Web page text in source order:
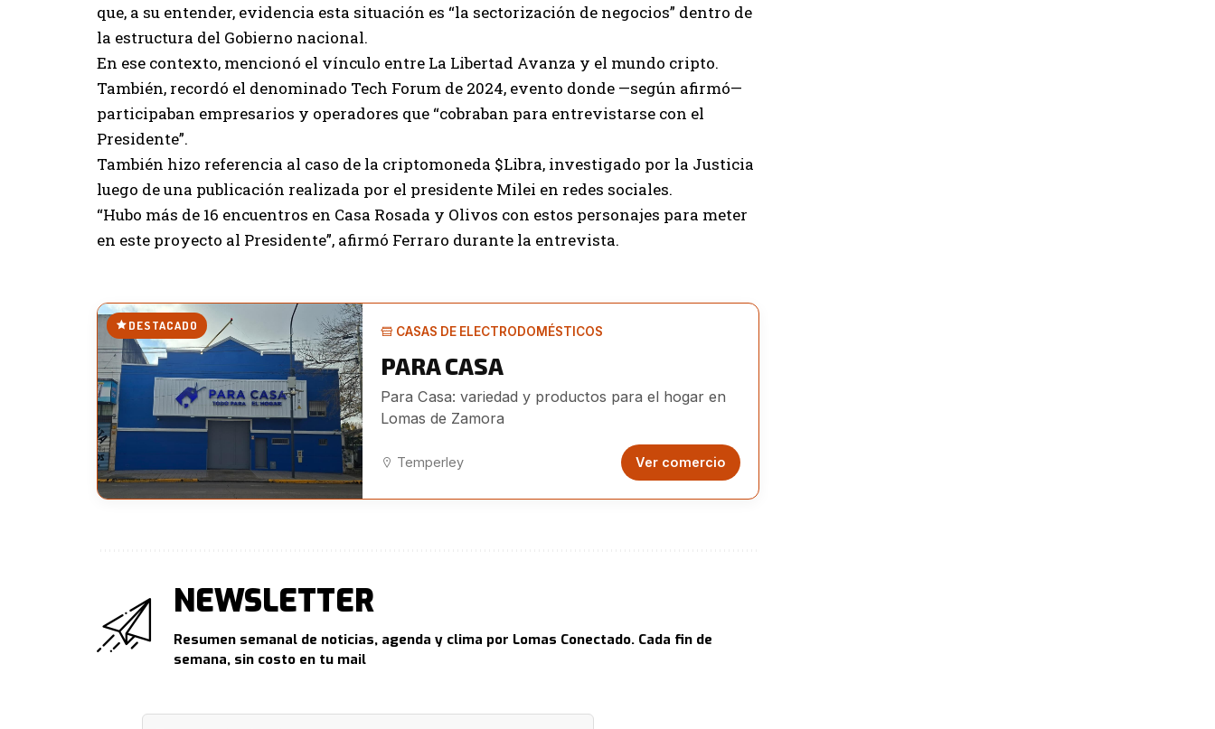
que, a su entender, evidencia esta situación es “la sectorización de negocios” dentro de
la estructura del Gobierno nacional.
En ese contexto, mencionó el vínculo entre La Libertad Avanza y el mundo cripto.
También, recordó el denominado Tech Forum de 2024, evento donde —según afirmó—
participaban empresarios y operadores que “cobraban para entrevistarse con el
Presidente”.
También hizo referencia al caso de la criptomoneda $Libra, investigado por la Justicia
luego de una publicación realizada por el presidente Milei en redes sociales.
“Hubo más de 16 encuentros en Casa Rosada y Olivos con estos personajes para meter
en este proyecto al Presidente”, afirmó Ferraro durante la entrevista.
DESTACADO CASAS DE ELECTRODOMÉSTICOS
PARA CASA
Para Casa: variedad y productos para el hogar en
Lomas de Zamora
Temperley Ver comercio
NEWSLETTER
Resumen semanal de noticias, agenda y clima por Lomas Conectado. Cada fin de
semana, sin costo en tu mail